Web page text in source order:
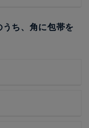
ち、角に包帯を